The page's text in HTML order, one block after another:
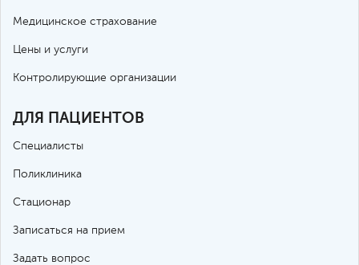
Медицинское страхование
Цены и услуги
Контролирующие организации
ДЛЯ ПАЦИЕНТОВ
Специалисты
Поликлиника
Стационар
Записаться на прием
Задать вопрос